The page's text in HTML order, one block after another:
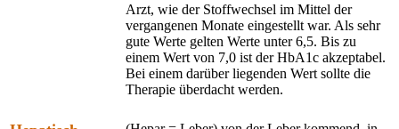
Arzt, wie der Stoffwechsel im Mittel der
vergangenen Monate eingestellt war. Als sehr
gute Werte gelten Werte unter 6,5. Bis zu
einem Wert von 7,0 ist der HbA1c akzeptabel.
Bei einem darüber liegenden Wert sollte die
Therapie überdacht werden.